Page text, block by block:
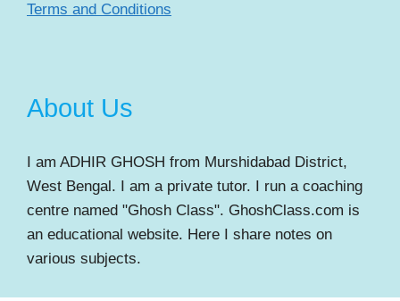
Terms and Conditions
About Us
I am ADHIR GHOSH from Murshidabad District,
West Bengal. I am a private tutor. I run a coaching
centre named "Ghosh Class". GhoshClass.com is
an educational website. Here I share notes on
various subjects.